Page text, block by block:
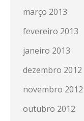
março 2013
fevereiro 2013
janeiro 2013
dezembro 2012
novembro 2012
outubro 2012